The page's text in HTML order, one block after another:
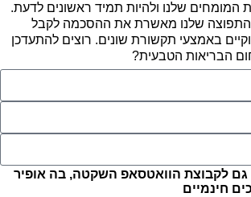
המומחים שלנו ולהיות תמיד ראשונים לדעת.
שלנו מאשרת את ההסכמה לקבל
באמצעי תקשורת שונים. רוצים להתעדכן
הבריאות הטבעית?
לקבוצת הוואטסאפ השקטה, בה אופיר
חינמיים